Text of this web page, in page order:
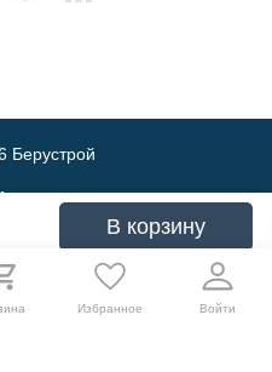
В корзину
Берустрой
магазин
продажи
Выгодные
Избранное Войти